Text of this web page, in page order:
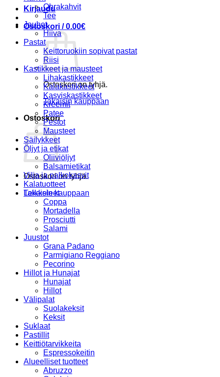
Kirjaudu
Ostoskori /0.00€
Ostoskori on tyhjä.
Takaisin kauppaan
Ostoskori
Ostoskori on tyhjä.
Takaisin kauppaan
Ohrakahvit
Tee
Jauhot
Hiiva
Pastat
Keittoruokiin sopivat pastat
Riisi
Kastikkeet ja mausteet
Lihakastikkeet
Kalakastikkeet
Kasviskastikkeet
Kreemit
Patee
Pestot
Mausteet
Säilykkeet
Öljyt ja etikat
Oliiviöljyt
Balsamietikat
Vilja ja palkokasvit
Kalatuotteet
Leikkeleet
Coppa
Mortadella
Prosciutti
Salami
Juustot
Grana Padano
Parmigiano Reggiano
Pecorino
Hillot ja Hunajat
Hunajat
Hillot
Välipalat
Suolakeksit
Keksit
Suklaat
Pastillit
Keittiötarvikkeita
Espressokeitin
Alueelliset tuotteet
Abruzzo